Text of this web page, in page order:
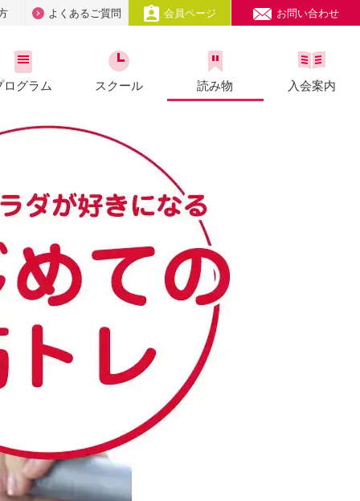
よくあるご質問 会員ページ お問い合わせ
ログラム スクール 読み物 入会案内